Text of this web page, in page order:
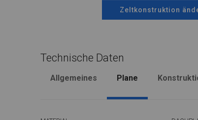
Zeltkonstruktion
Technische Daten
Allgemeines Plane